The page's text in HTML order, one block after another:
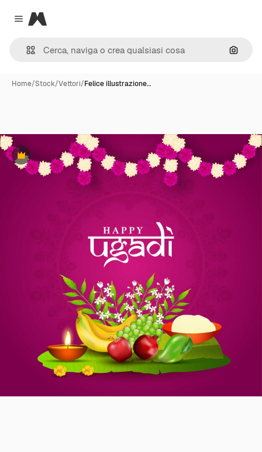
Close menu
Magnific
Cerca
Home/Stock/Vettori/Felice illustrazione…
Premium